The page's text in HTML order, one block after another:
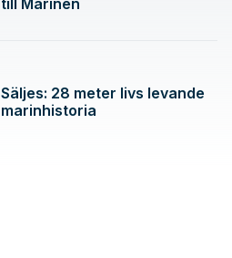
till Marinen
Säljes: 28 meter livs levande
marinhistoria